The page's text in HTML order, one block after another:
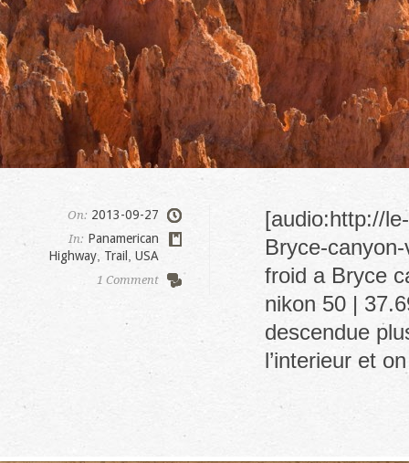
On: 2013-09-27
In: Panamerican
Highway Trail USA
1 Comment
[audio:http://
Bryce-
froid a Bryce
nikon 50 |
descendue
l’interieur et